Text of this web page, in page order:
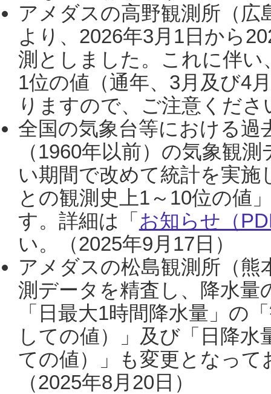
アメダスの高野観測所（
より、2026年3月1日から
測としました。これに伴い
1位の値（通年、3月及び4
りますので、ご注意くだ
全国の気象台等における過
（1960年以前）の気象観
い期間で改めて統計を実
との観測史上1～10位の値
す。詳細は「 お知らせ（
い。（2025年9月17日）
アメダスの松島観測所（熊
測データを精査し、降水
「日最大1時間降水量」の
しての値）」及び「日降
ての値）」も変更となっ
（2025年8月20日）